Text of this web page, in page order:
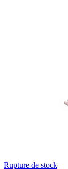
Rupture de stock